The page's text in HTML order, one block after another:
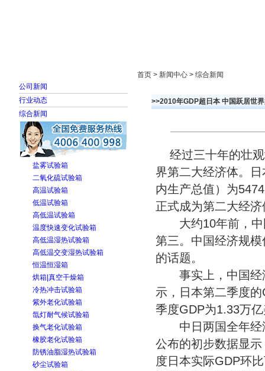
公司新闻
行业动态
综合新闻
盐雾试验箱
二氧化硫试验箱
高温试验箱
低温试验箱
高低温试验箱
温度快速变化试验箱
高低温湿热试验箱
高低温交变湿热试验箱
恒温恒湿箱
烘箱|真空干燥箱
冷热冲击试验箱
紫外老化试验箱
氙灯耐气候试验箱
换气老化试验箱
橡胶老化试验箱
防锈油脂湿热试验箱
砂尘试验箱
首页 > 新闻中心 > 综合新闻
>>2010年GDP超日本 中国跃居世
经过三十年的壮观
界第二大经济体。
内生产总值）为
正式成为第二大经济
大约10年前，中
第三。中国经济规
的话题。
事实上，中国经
示，日本第二季度
季度GDP为1.33万
中日两国全年经
公布的初步数据显
度日本实际GDP环